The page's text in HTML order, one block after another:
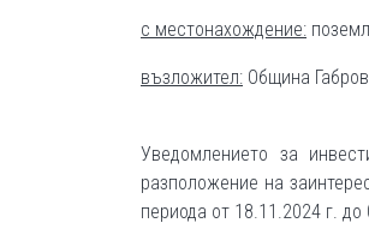
с местонахождение:
възложител: Община
Уведомлението за
разположение на
периода от 18.11.2024 г. до